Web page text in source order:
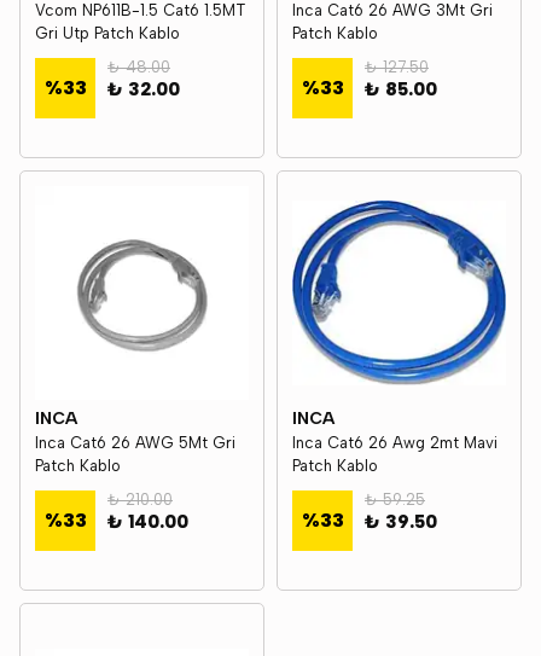
Vcom NP611B-1.5 Cat6 1.5MT
Gri Utp Patch Kablo
%33
₺ 48.00
₺ 32.00
Inca Cat6 26 AWG 3Mt Gri
Patch Kablo
%33
₺ 127.50
₺ 85.00
INCA
Inca Cat6 26 AWG 5Mt Gri
Patch Kablo
%33
₺ 210.00
₺ 140.00
INCA
Inca Cat6 26 Awg 2mt Mavi
Patch Kablo
%33
₺ 59.25
₺ 39.50